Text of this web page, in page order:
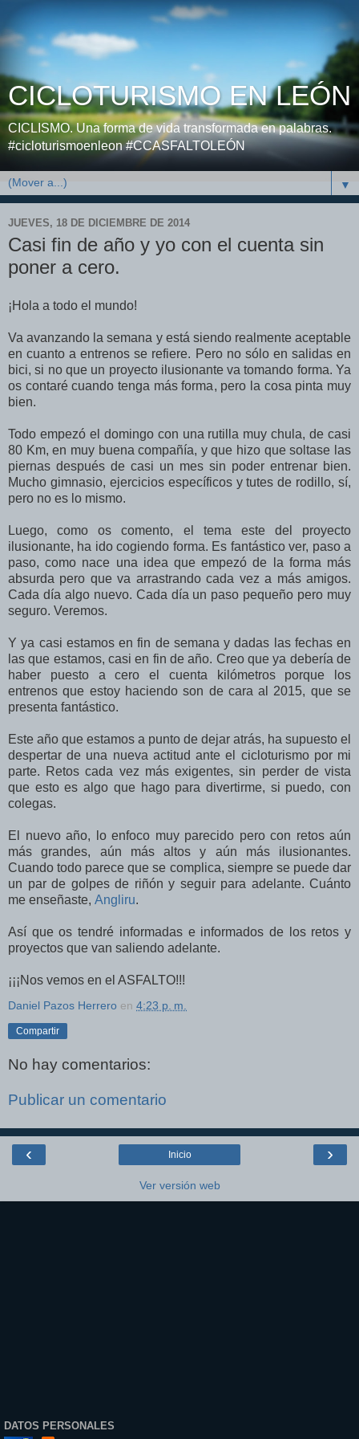
CICLOTURISMO EN LEÓN
CICLISMO. Una forma de vida transformada en palabras.
#cicloturismoenleon #CCASFALTOLEÓN
▼
JUEVES, 18 DE DICIEMBRE DE 2014
Casi fin de año y yo con el cuenta sin
poner a cero.
¡Hola a todo el mundo!
Va avanzando la semana y está siendo realmente aceptable
en cuanto a entrenos se refiere. Pero no sólo en salidas en
bici, si no que un proyecto ilusionante va tomando forma. Ya
os contaré cuando tenga más forma, pero la cosa pinta muy
bien.
Todo empezó el domingo con una rutilla muy chula, de casi
80 Km, en muy buena compañía, y que hizo que soltase las
piernas después de casi un mes sin poder entrenar bien.
Mucho gimnasio, ejercicios específicos y tutes de rodillo, sí,
pero no es lo mismo.
Luego, como os comento, el tema este del proyecto
ilusionante, ha ido cogiendo forma. Es fantástico ver, paso a
paso, como nace una idea que empezó de la forma más
absurda pero que va arrastrando cada vez a más amigos.
Cada día algo nuevo. Cada día un paso pequeño pero muy
seguro. Veremos.
Y ya casi estamos en fin de semana y dadas las fechas en
las que estamos, casi en fin de año. Creo que ya debería de
haber puesto a cero el cuenta kilómetros porque los
entrenos que estoy haciendo son de cara al 2015, que se
presenta fantástico.
Este año que estamos a punto de dejar atrás, ha supuesto el
despertar de una nueva actitud ante el cicloturismo por mi
parte. Retos cada vez más exigentes, sin perder de vista
que esto es algo que hago para divertirme, si puedo, con
colegas.
El nuevo año, lo enfoco muy parecido pero con retos aún
más grandes, aún más altos y aún más ilusionantes.
Cuando todo parece que se complica, siempre se puede dar
un par de golpes de riñón y seguir para adelante. Cuánto
me enseñaste, Angliru.
Así que os tendré informadas e informados de los retos y
proyectos que van saliendo adelante.
¡¡¡Nos vemos en el ASFALTO!!!
Daniel Pazos Herrero en 4:23 p. m.
Compartir
No hay comentarios:
Publicar un comentario
‹ ›
Inicio
Ver versión web
DATOS PERSONALES